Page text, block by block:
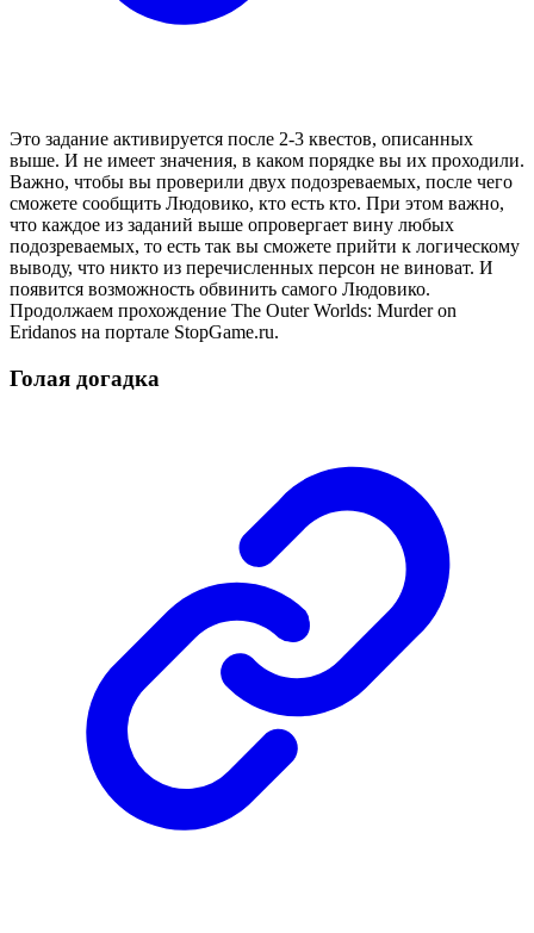
Это задание активируется после 2-3 квестов, описанных
выше. И не имеет значения, в каком порядке вы их проходили.
Важно, чтобы вы проверили двух подозреваемых, после чего
сможете сообщить Людовико, кто есть кто. При этом важно,
что каждое из заданий выше опровергает вину любых
подозреваемых, то есть так вы сможете прийти к логическому
выводу, что никто из перечисленных персон не виноват. И
появится возможность обвинить самого Людовико.
Продолжаем прохождение The Outer Worlds: Murder on
Eridanos на портале StopGame.ru.
Голая догадка